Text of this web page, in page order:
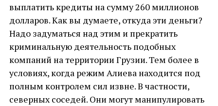
выплатить кредиты на сумму 260 миллионов
долларов. Как вы думаете, откуда эти деньги?
Надо задуматься над этим и прекратить
криминальную деятельность подобных
компаний на территории Грузии. Тем более в
условиях, когда режим Алиева находится под
полным контролем сил извне. В частности,
северных соседей. Они могут манипулировать